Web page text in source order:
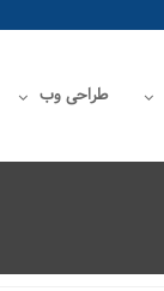
طراحی وب